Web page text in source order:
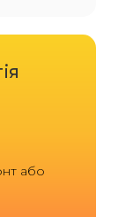
або